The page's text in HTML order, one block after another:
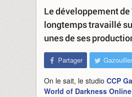
Le développement
longtemps travaillé
unes de ses
Partager Gazouiller
On le sait, le studio CCP
World of Darkness Online